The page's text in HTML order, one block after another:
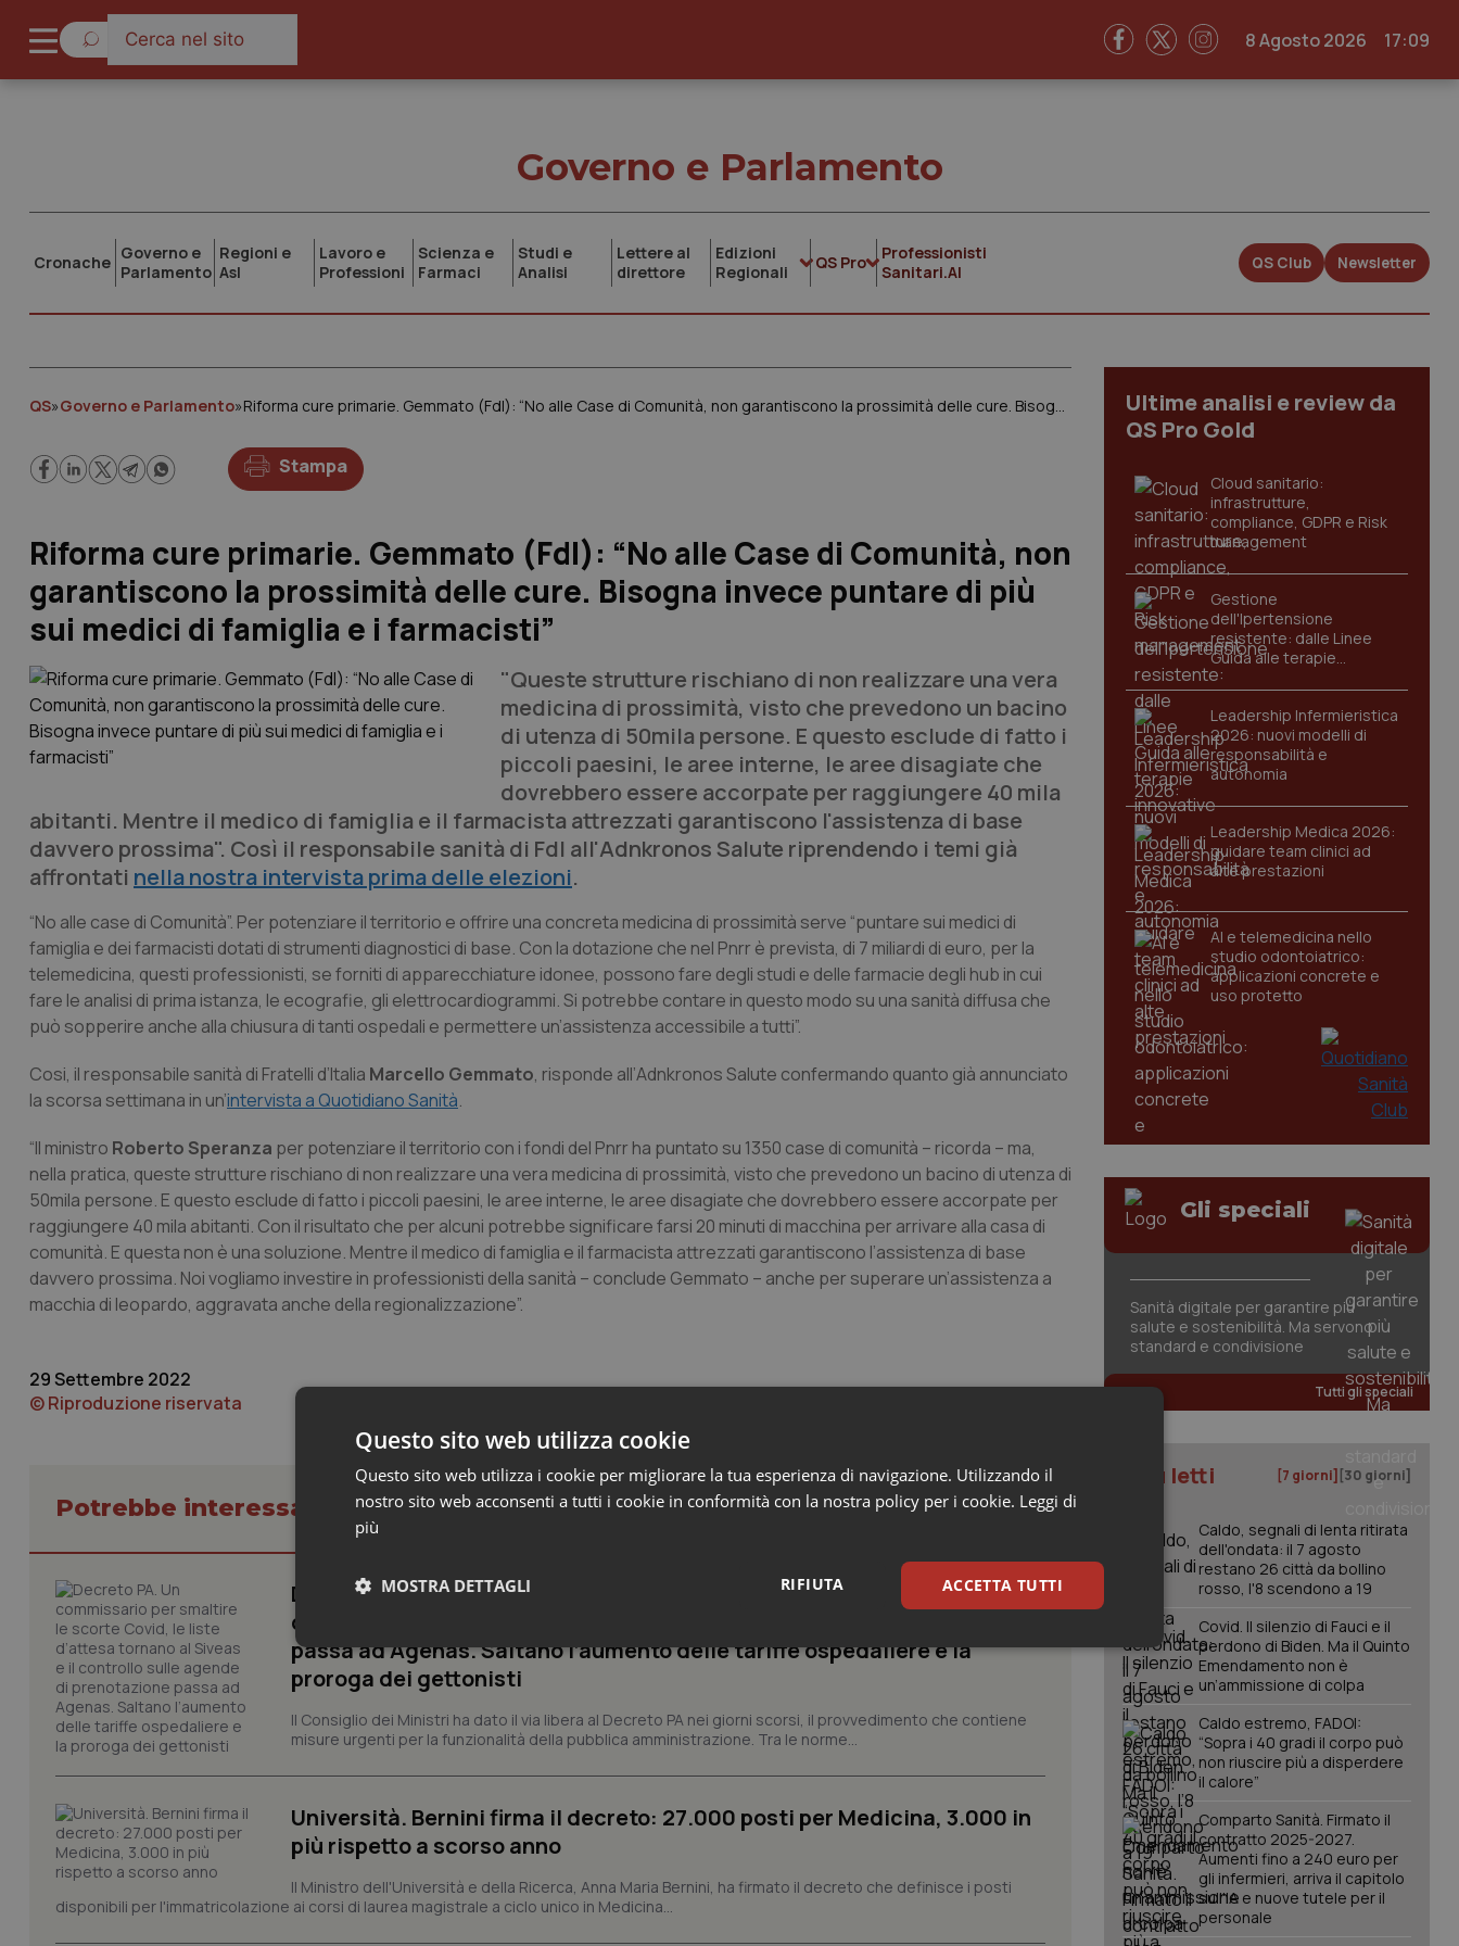
8 Agosto 2026 17:09
Governo e Parlamento
Cronache Governo e
Parlamento
Regioni e
Asl
Lavoro e
Professioni
Scienza e
Farmaci
Studi e
Analisi
Lettere al
direttore
Edizioni
Regionali
QS Pro
Professionisti
Sanitari.AI
QS Club Newsletter
QS»Governo e Parlamento» Riforma cure primarie. Gemmato (FdI): “No alle Case di Comunità, non garantiscono la prossimità delle cure. Bisogna invece puntare di più sui medici di famiglia e i farmacisti”
Stampa
Riforma cure primarie. Gemmato (FdI): “No alle Case di Comunità, non
garantiscono la prossimità delle cure. Bisogna invece puntare di più
sui medici di famiglia e i farmacisti”
"Queste strutture rischiano di non realizzare una vera
medicina di prossimità, visto che prevedono un bacino
di utenza di 50mila persone. E questo esclude di fatto i
piccoli paesini, le aree interne, le aree disagiate che
dovrebbero essere accorpate per raggiungere 40 mila
abitanti. Mentre il medico di famiglia e il farmacista attrezzati garantiscono l'assistenza di base
davvero prossima". Così il responsabile sanità di FdI all'Adnkronos Salute riprendendo i temi già
affrontati nella nostra intervista prima delle elezioni.
“No alle case di Comunità”. Per potenziare il territorio e offrire una concreta medicina di prossimità serve “puntare sui medici di
famiglia e dei farmacisti dotati di strumenti diagnostici di base. Con la dotazione che nel Pnrr è prevista, di 7 miliardi di euro, per la
telemedicina, questi professionisti, se forniti di apparecchiature idonee, possono fare degli studi e delle farmacie degli hub in cui
fare le analisi di prima istanza, le ecografie, gli elettrocardiogrammi. Si potrebbe contare in questo modo su una sanità diffusa che
può sopperire anche alla chiusura di tanti ospedali e permettere un’assistenza accessibile a tutti”.
Cosi, il responsabile sanità di Fratelli d’Italia Marcello Gemmato, risponde all’Adnkronos Salute confermando quanto già annunciato
la scorsa settimana in un’intervista a Quotidiano Sanità.
“Il ministro Roberto Speranza per potenziare il territorio con i fondi del Pnrr ha puntato su 1350 case di comunità – ricorda – ma,
nella pratica, queste strutture rischiano di non realizzare una vera medicina di prossimità, visto che prevedono un bacino di utenza di
50mila persone. E questo esclude di fatto i piccoli paesini, le aree interne, le aree disagiate che dovrebbero essere accorpate per
raggiungere 40 mila abitanti. Con il risultato che per alcuni potrebbe significare farsi 20 minuti di macchina per arrivare alla casa di
comunità. E questa non è una soluzione. Mentre il medico di famiglia e il farmacista attrezzati garantiscono l’assistenza di base
davvero prossima. Noi vogliamo investire in professionisti della sanità – conclude Gemmato – anche per superare un’assistenza a
macchia di leopardo, aggravata anche della regionalizzazione”.
29 Settembre 2022
© Riproduzione riservata
Potrebbe interessarti in Governo e Parlamento
Decreto PA. Un commissario per smaltire le scorte Covid, le liste
d’attesa tornano al Siveas e il controllo sulle agende di prenotazione
passa ad Agenas. Saltano l’aumento delle tariffe ospedaliere e la
proroga dei gettonisti
Il Consiglio dei Ministri ha dato il via libera al Decreto PA nei giorni scorsi, il provvedimento che contiene
misure urgenti per la funzionalità della pubblica amministrazione. Tra le norme...
Università. Bernini firma il decreto: 27.000 posti per Medicina, 3.000 in
più rispetto a scorso anno
Il Ministro dell'Università e della Ricerca, Anna Maria Bernini, ha firmato il decreto che definisce i posti
disponibili per l'immatricolazione ai corsi di laurea magistrale a ciclo unico in Medicina...
Ultime analisi e review da
QS Pro Gold
Cloud sanitario:
infrastrutture,
compliance, GDPR e Risk
management
Gestione
dell'Ipertensione
resistente: dalle Linee
Guida alle terapie
innovative
Leadership Infermieristica
2026: nuovi modelli di
responsabilità e
autonomia
Leadership Medica 2026:
guidare team clinici ad
alte prestazioni
AI e telemedicina nello
studio odontoiatrico:
applicazioni concrete e
uso protetto
Gli speciali
Sanità digitale per garantire più
salute e sostenibilità. Ma servono
standard e condivisione
Tutti gli speciali
I più letti [7 giorni] [30 giorni]
Caldo, segnali di lenta ritirata
dell'ondata: il 7 agosto
restano 26 città da bollino
rosso, l'8 scendono a 19
Covid. Il silenzio di Fauci e il
perdono di Biden. Ma il Quinto
Emendamento non è
un’ammissione di colpa
Caldo estremo, FADOI:
“Sopra i 40 gradi il corpo può
non riuscire più a disperdere
il calore”
Comparto Sanità. Firmato il
contratto 2025-2027.
Aumenti fino a 240 euro per
gli infermieri, arriva il capitolo
sull'IA e nuove tutele per il
personale
Questo sito web utilizza cookie
Questo sito web utilizza i cookie per migliorare la tua esperienza di navigazione. Utilizzando il
nostro sito web acconsenti a tutti i cookie in conformità con la nostra policy per i cookie. Leggi di
più
ACCETTA TUTTI
RIFIUTA
MOSTRA DETTAGLI
Necessari Statistici Marketing
I cookie necessari contribuiscono a rendere fruibile il sito web abilitandone funzionalità di base quali la navigazione sulle pagine
Nome
Fornitore/Dominio Scadenza
Descrizione
.youtube.com
settimane
scelte di consenso e privacy dell'utente per la loro